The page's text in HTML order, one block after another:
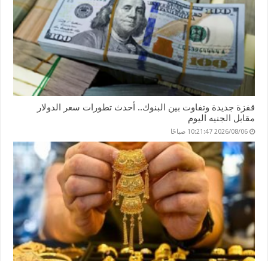
قفزة جديدة وتفاوت بين البنوك.. أحدث تطورات سعر الدولار
مقابل الجنيه اليوم
2026/08/06 10:21:47 صباحًا